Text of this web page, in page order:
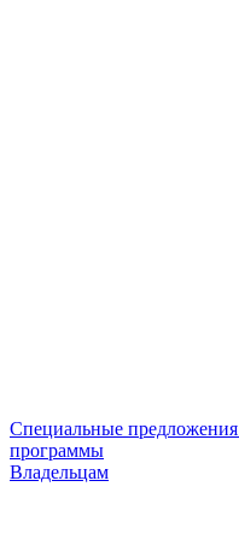
Специальные предложения
программы
Владельцам